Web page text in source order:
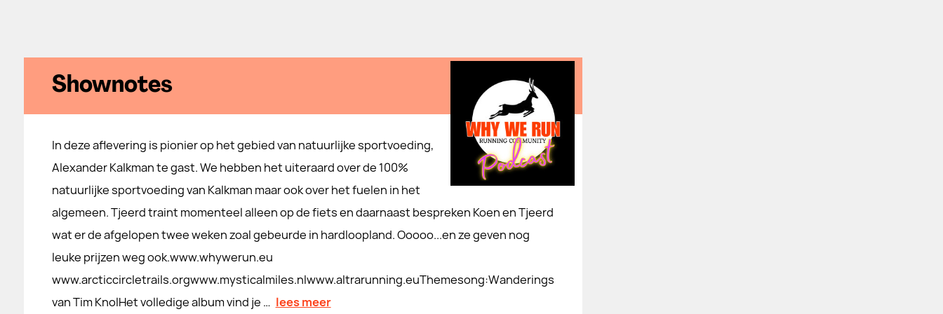
Shownotes
In deze aflevering is pionier op het gebied van natuurlijke sportvoeding,
Alexander Kalkman te gast. We hebben het uiteraard over de 100%
natuurlijke sportvoeding van Kalkman maar ook over het fuelen in het
algemeen. Tjeerd traint momenteel alleen op de fiets en daarnaast bespreken Koen en Tjeerd
wat er de afgelopen twee weken zoal gebeurde in hardloopland. Ooooo...en ze geven nog
leuke prijzen weg ook.⁠www.whywerun.eu⁠⁠
⁠www.arcticcircletrails.org⁠⁠⁠www.mysticalmiles.nl⁠⁠www.altrarunning.eu⁠Themesong:Wanderings
van Tim KnolHet volledige album vind je ⁠⁠… lees meer